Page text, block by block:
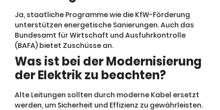
Ja, staatliche Programme wie die KfW-Förderung
unterstützen energetische Sanierungen. Auch das
Bundesamt für Wirtschaft und Ausfuhrkontrolle
(BAFA) bietet Zuschüsse an.
Was ist bei der Modernisierung
der Elektrik zu beachten?
Alte Leitungen sollten durch moderne Kabel ersetzt
werden, um Sicherheit und Effizienz zu gewährleisten.